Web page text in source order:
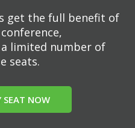
get the full benefit of
limited number of
seats.
SEAT NOW